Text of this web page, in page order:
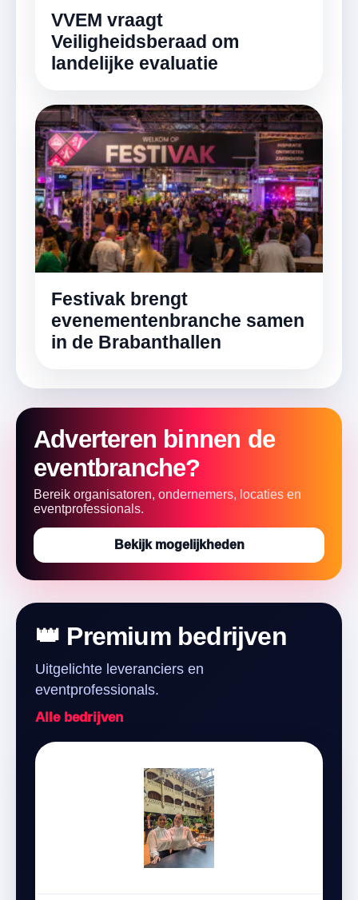
VVEM vraagt
Veiligheidsberaad om
landelijke evaluatie
Festivak brengt
evenementenbranche samen
in de Brabanthallen
Adverteren binnen de
eventbranche?
Bereik organisatoren, ondernemers, locaties en
eventprofessionals.
Bekijk mogelijkheden
👑 Premium bedrijven
Uitgelichte leveranciers en
eventprofessionals.
Alle bedrijven